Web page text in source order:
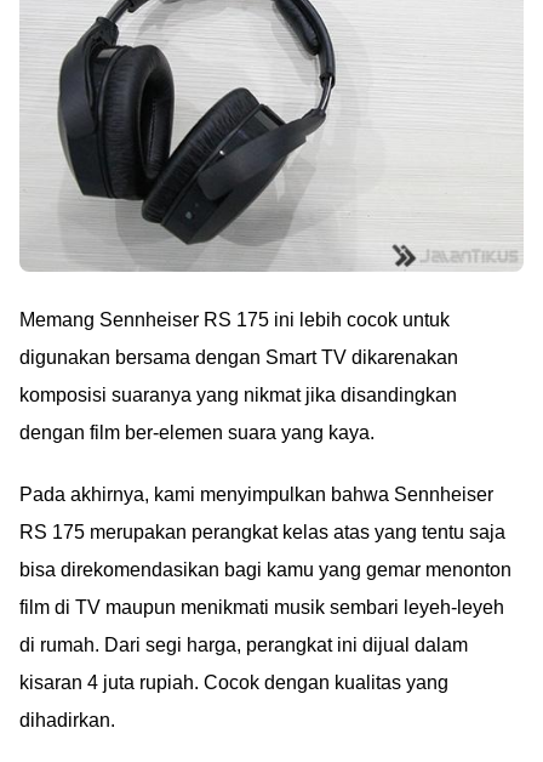
Memang Sennheiser RS 175 ini lebih cocok untuk
digunakan bersama dengan Smart TV dikarenakan
komposisi suaranya yang nikmat jika disandingkan
dengan film ber-elemen suara yang kaya.
Pada akhirnya, kami menyimpulkan bahwa Sennheiser
RS 175 merupakan perangkat kelas atas yang tentu saja
bisa direkomendasikan bagi kamu yang gemar menonton
film di TV maupun menikmati musik sembari leyeh-leyeh
di rumah. Dari segi harga, perangkat ini dijual dalam
kisaran 4 juta rupiah. Cocok dengan kualitas yang
dihadirkan.